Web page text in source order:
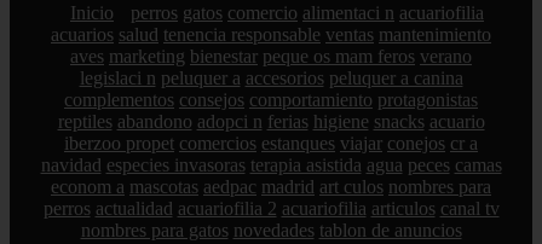
Inicio perros gatos comercio alimentaci n acuariofilia
acuarios salud tenencia responsable ventas mantenimiento
aves marketing bienestar peque os mam feros verano
legislaci n peluquer a accesorios peluquer a canina
complementos consejos comportamiento protagonistas
reptiles abandono adopci n ferias higiene snacks acuario
iberzoo propet comercios estanques viajar conejos cr a
navidad especies invasoras terapia asistida agua peces camas
econom a mascotas aedpac madrid art culos nombres para
perros actualidad acuariofilia 2 acuariofilia articulos canal tv
nombres para gatos novedades tablon de anuncios